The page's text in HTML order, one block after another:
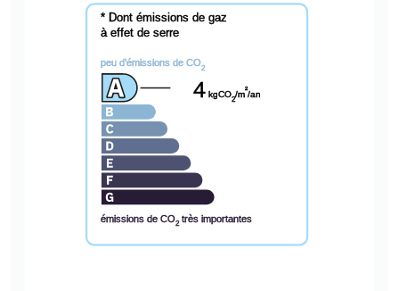
* Dont émissions de gaz
à effet de serre
peu d'émissions de CO2
émissions de CO2 très importantes
4kgCO2/m²/an